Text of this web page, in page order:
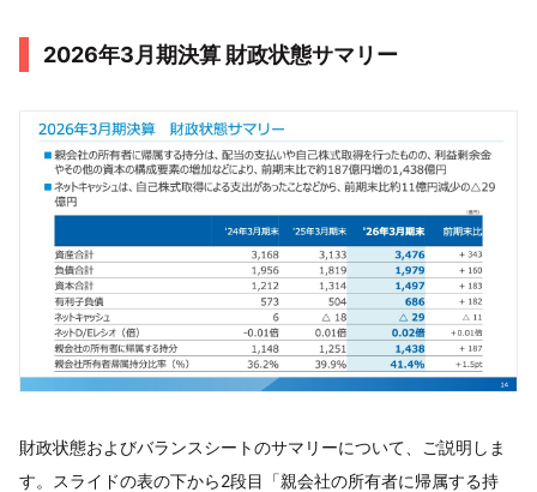
2026年3月期決算 財政状態サマリー
財政状態およびバランスシートのサマリーについて、ご説明しま
す。スライドの表の下から2段目「親会社の所有者に帰属する持